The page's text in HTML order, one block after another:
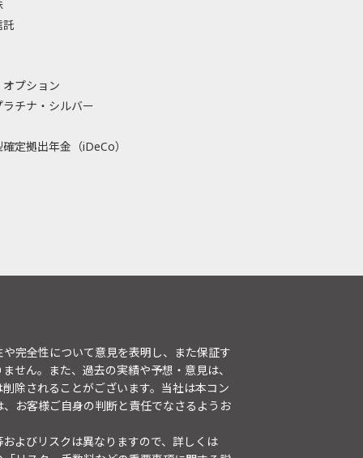
託
プション
ラチナ・シルバー
定拠出年金（iDeCo）
完全性について意見を表明し、また保証す
せん。また、過去の実績や予想・意見は、
除されることがございます。当社は本コン
お客様ご自身の判断と責任でなさるようお
よびリスクは異なりますので、詳しくは